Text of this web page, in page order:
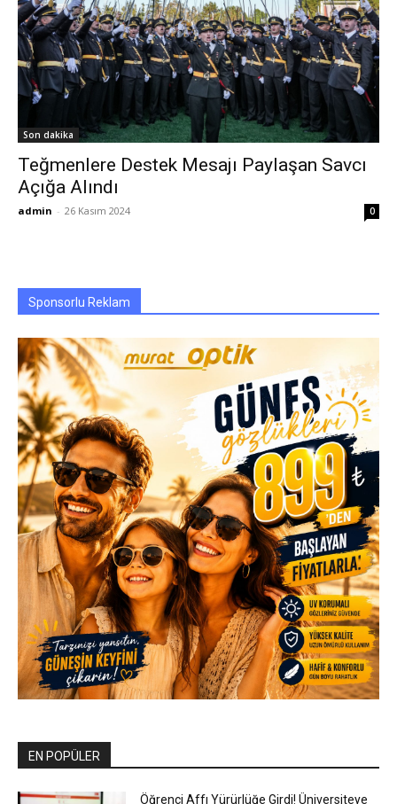
Son dakika
Teğmenlere Destek Mesajı Paylaşan Savcı
Açığa Alındı
admin - 26 Kasım 2024 0
Sponsorlu Reklam
EN POPÜLER
Öğrenci Affı Yürürlüğe Girdi! Üniversiteye